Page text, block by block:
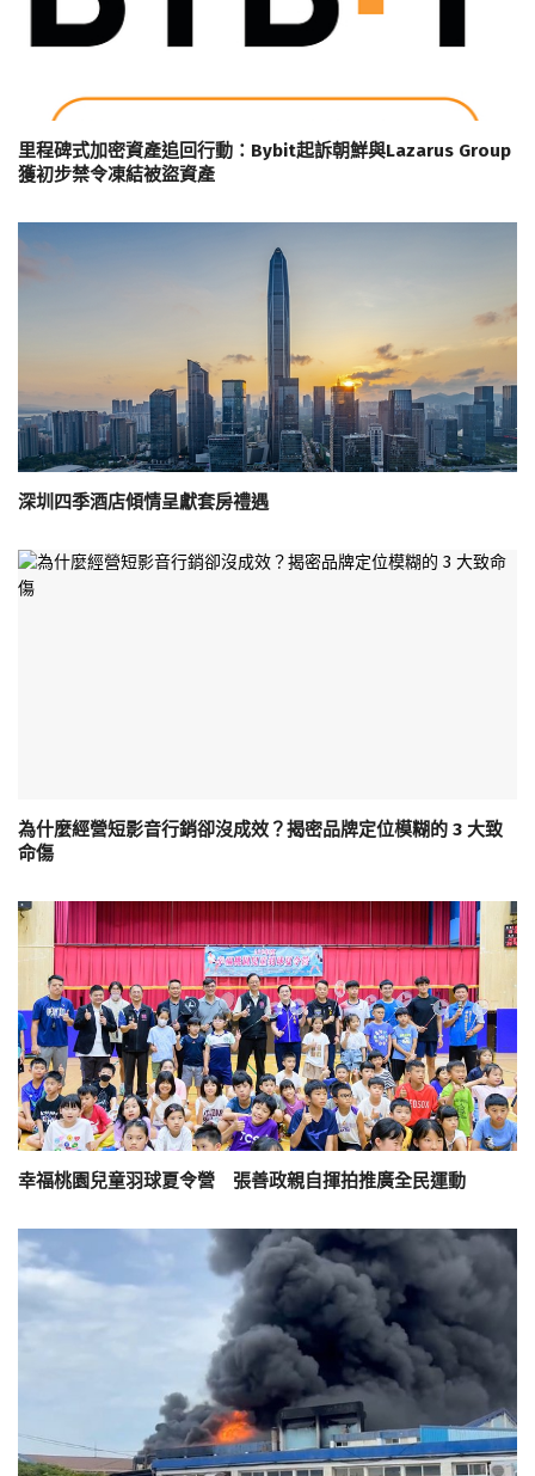
里程碑式加密資產追回行動：Bybit起訴朝鮮與Lazarus Group
獲初步禁令凍結被盜資產
深圳四季酒店傾情呈獻套房禮遇
為什麼經營短影音行銷卻沒成效？揭密品牌定位模糊的 3 大致
命傷
幸福桃園兒童羽球夏令營 張善政親自揮拍推廣全民運動